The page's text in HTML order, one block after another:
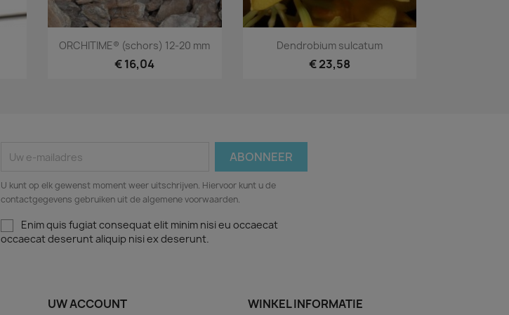
Snel bekijken
ORCHITIME® (schors) 12-20 mm
€ 16,04
Snel bekijken
Dendrobium sulcatum
€ 23,58
U kunt op elk gewenst moment weer uitschrijven. Hiervoor kunt u de
contactgegevens gebruiken uit de algemene voorwaarden.
Enim quis fugiat consequat elit minim nisi eu occaecat
occaecat deserunt aliquip nisi ex deserunt.
UW ACCOUNT WINKEL INFORMATIE